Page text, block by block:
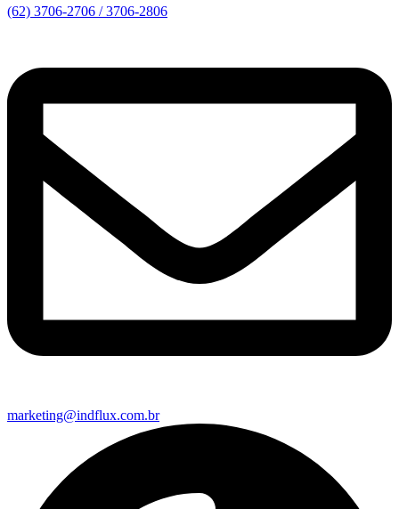
(62) 3706-2706 / 3706-2806
marketing@indflux.com.br